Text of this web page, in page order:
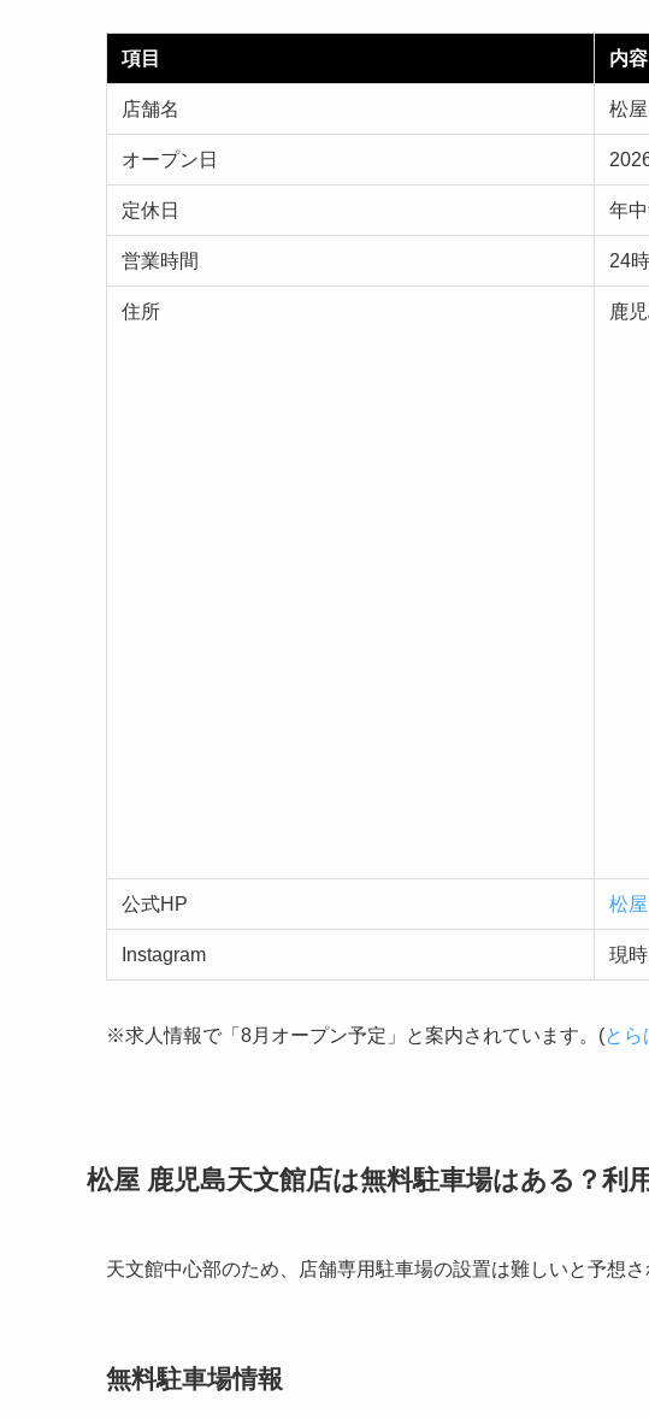
項目 内容
店舗名 松
オープン日
定休日 年
営業時間 24
住所 鹿
公式HP 松
Instagram 現
※求人情報で「8月オープン予定」と案内されています。(とら
松屋 鹿児島天文館店は無料駐車場はある？利
天文館中心部のため、店舗専用駐車場の設置は難しいと予想さ
無料駐車場情報